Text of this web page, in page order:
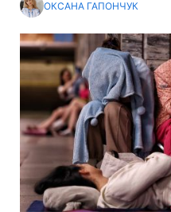
ОКСАНА ГАПОНЧУК